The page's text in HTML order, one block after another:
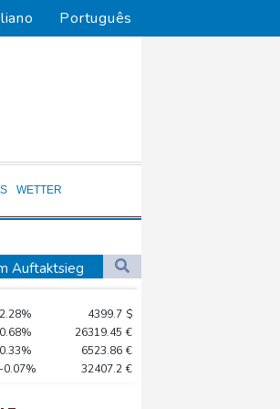
Português
WETTER
Auftaktsieg
2.28% 4399.7 $
0.68% 26319.45 €
0.33% 6523.86 €
-0.07% 32407.2 €
1.67%